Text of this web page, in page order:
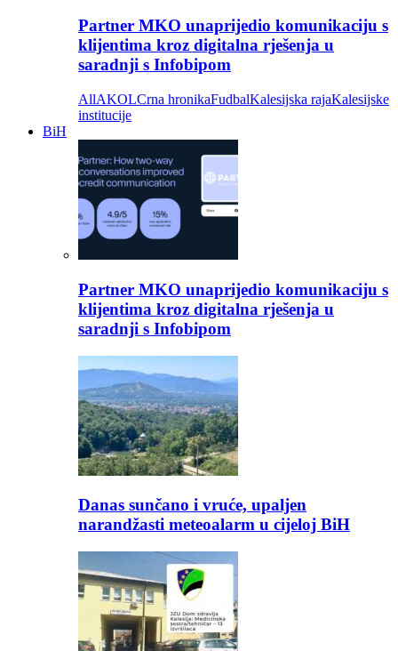
Partner MKO unaprijedio komunikaciju s
klijentima kroz digitalna rješenja u
saradnji s Infobipom
AllAKOLCrna hronikaFudbalKalesijska rajaKalesijske
institucije
BiH
Partner MKO unaprijedio komunikaciju s
klijentima kroz digitalna rješenja u
saradnji s Infobipom
Danas sunčano i vruće, upaljen
narandžasti meteoalarm u cijeloj BiH